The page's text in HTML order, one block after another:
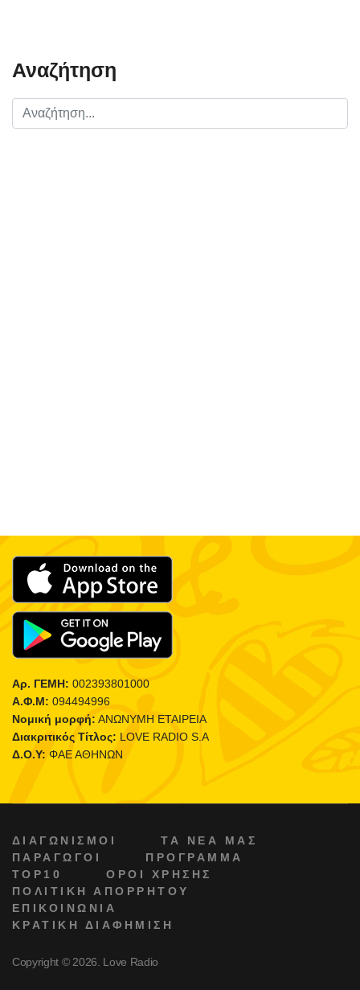
Αναζήτηση
Αρ. ΓΕΜΗ: 002393801000
Α.Φ.Μ: 094494996
Νομική μορφή: ΑΝΩΝΥΜΗ ΕΤΑΙΡΕΙΑ
Διακριτικός Τίτλος: LOVE RADIO S.A
Δ.Ο.Υ: ΦΑΕ ΑΘΗΝΩΝ
ΔΙΑΓΩΝΙΣΜΟΙ
ΤΑ ΝΕΑ ΜΑΣ
ΠΑΡΑΓΩΓΟΙ
ΠΡΟΓΡΑΜΜΑ
TOP10
ΟΡΟΙ ΧΡΗΣΗΣ
ΠΟΛΙΤΙΚΗ ΑΠΟΡΡΗΤΟΥ
ΕΠΙΚΟΙΝΩΝΙΑ
ΚΡΑΤΙΚΗ ΔΙΑΦΗΜΙΣΗ
Copyright © 2026. Love Radio